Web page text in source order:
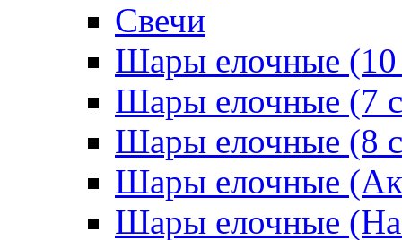
Свечи
Шары елочные
Шары елочные (7
Шары елочные (8
Шары елочные
Шары елочные